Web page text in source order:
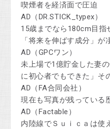
喫煙者を経済面で圧迫
AD（DR.STICK_typex）
15歳までなら180cm目指
「将来を伸ばす成分」が
AD（GPCワン）
未上場で1億貯金した妻
に初心者でもできた」そ
AD（FA合同会社）
現在も写真が残っている
AD（Factable）
内陸線でＳｕｉｃａは